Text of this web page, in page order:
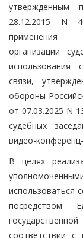
утвержденным
28.12.2015 N
применения
организации
использования
связи,
обороны
от 07.03.2025 N
судебных
видео-
В целях
использоваться
посредством
соответствии с